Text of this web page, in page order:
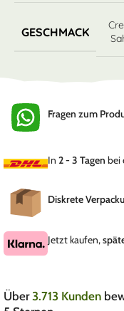
GESCHMACK
Fragen zum
In 2 - 3 Tagen bei
Diskrete
Jetzt kaufen,
Über3.713 Kunden